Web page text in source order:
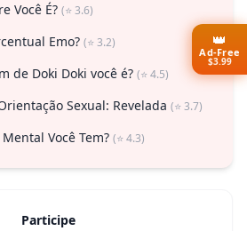
Você É? (⭐ 3.6)
Emo? (⭐ 3.2)
de Doki Doki você é? (⭐ 4.5)
Sexual: Revelada (⭐ 3.7)
Você Tem? (⭐ 4.3)
Participe
👑
Ad-Free
$3.99